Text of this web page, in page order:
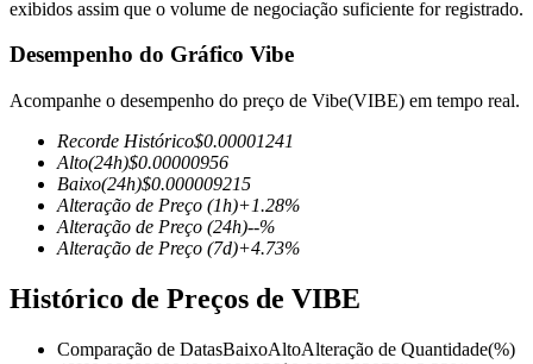
Futuros COIN-M
Futuros de criptomoeda
TradFi
exibidos assim que o volume de negociação suficiente for registrado.
Desempenho do Gráfico Vibe
Acompanhe o desempenho do preço de Vibe(VIBE) em tempo real.
Recorde Histórico$0.00001241
Alto(24h)$0.00000956
Baixo(24h)$0.000009215
Alteração de Preço (1h)+1.28%
Alteração de Preço (24h)--%
Alteração de Preço (7d)+4.73%
Histórico de Preços de VIBE
Comparação de DatasBaixoAltoAlteração de Quantidade(%)